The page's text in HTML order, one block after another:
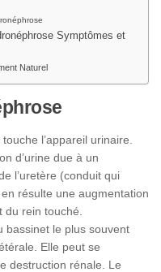
Symptômes et
Naturel
l’appareil urinaire.
d’urine due à un
l’uretère (conduit qui
résulte une augmentation
rein touché.
bassinet le plus souvent
Elle peut se
destruction rénale. Le